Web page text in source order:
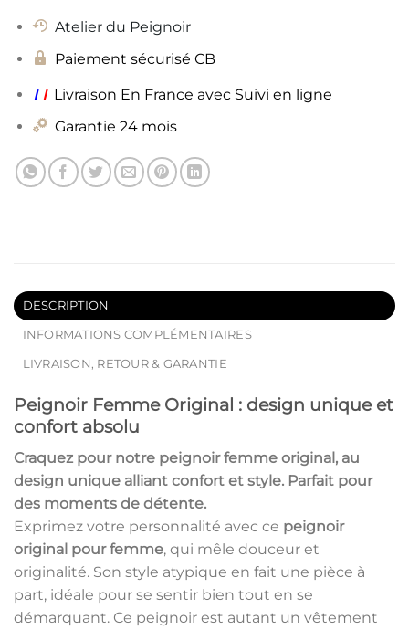
Atelier du Peignoir
Paiement sécurisé CB
ı ı Livraison En France avec Suivi en ligne
Garantie 24 mois
DESCRIPTION
INFORMATIONS COMPLÉMENTAIRES
LIVRAISON, RETOUR & GARANTIE
Peignoir Femme Original : design unique et
confort absolu
Craquez pour notre peignoir femme original, au
design unique alliant confort et style. Parfait pour
des moments de détente.
Exprimez votre personnalité avec ce peignoir
original pour femme, qui mêle douceur et
originalité. Son style atypique en fait une pièce à
part, idéale pour se sentir bien tout en se
démarquant. Ce peignoir est autant un vêtement